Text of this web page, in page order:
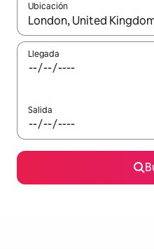
Ubicación
Cuando los resultados
Llegada
Salida